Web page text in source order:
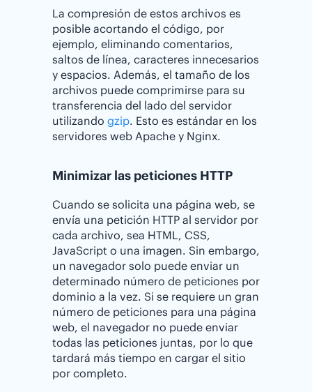
La compresión de estos archivos es
posible acortando el código, por
ejemplo, eliminando comentarios,
saltos de línea, caracteres innecesarios
y espacios. Además, el tamaño de los
archivos puede comprimirse para su
transferencia del lado del servidor
utilizando gzip. Esto es estándar en los
servidores web Apache y Nginx.
Minimizar las peticiones HTTP
Cuando se solicita una página web, se
envía una petición HTTP al servidor por
cada archivo, sea HTML, CSS,
JavaScript o una imagen. Sin embargo,
un navegador solo puede enviar un
determinado número de peticiones por
dominio a la vez. Si se requiere un gran
número de peticiones para una página
web, el navegador no puede enviar
todas las peticiones juntas, por lo que
tardará más tiempo en cargar el sitio
por completo.